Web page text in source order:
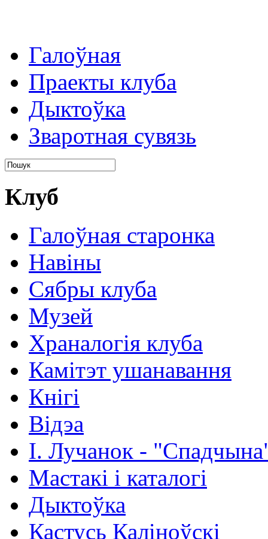
Галоўная
Праекты клуба
Дыктоўка
Зваротная сувязь
Клуб
Галоўная старонка
Навіны
Сябры клуба
Музей
Храналогія клуба
Камітэт ушанавання
Кнігі
Відэа
І. Лучанок -
Мастакі i каталогi
Дыктоўка
Кастусь Каліноўскі